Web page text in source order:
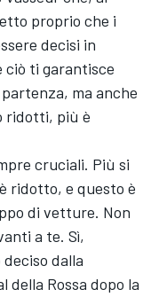
proprio che i
decisi in
ciò ti garantisce
ma anche
ridotti, più è
cruciali. Più si
ridotto, e questo è
di vetture. Non
a te. Sì,
dalla
della Rossa dopo la